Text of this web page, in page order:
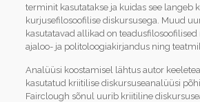
terminit kasutatakse ja kuidas see langeb
kurjusefilosoofilise diskursusega. Muud
kasutatavad allikad on
ajaloo- ja politoloogia­kirjandus ning
Analüüsi koostamisel lähtus autor
kasutatud kriitilise diskursuseanalüüsi
Fairclough sõnul uurib kriitiline